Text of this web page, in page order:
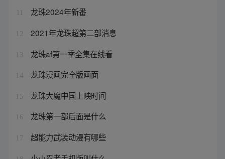
龙珠2024年新番
12 2021年龙珠超第二部消息
13 龙珠af第一季全集在线看
14 龙珠漫画完全版画面
15 龙珠大魔中国上映时间
16 龙珠第一部后面是什么
17 超能力武装动漫有哪些